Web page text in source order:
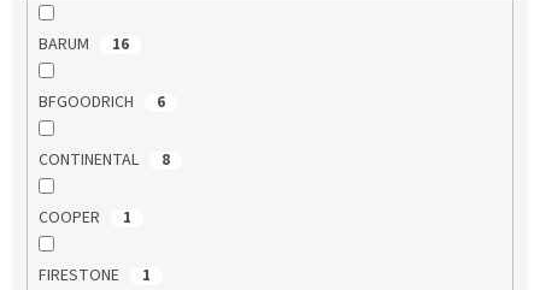
BARUM 16
BFGOODRICH 6
CONTINENTAL 8
COOPER 1
FIRESTONE 1